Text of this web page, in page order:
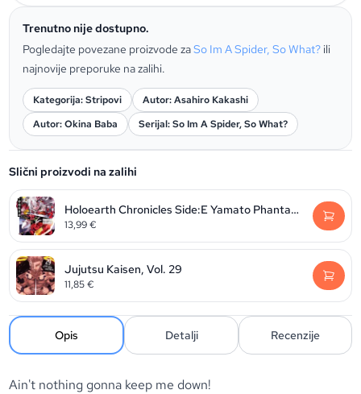
Trenutno nije dostupno.
Pogledajte povezane proizvode zaSo Im A Spider, So What? ili
najnovije preporuke na zalihi.
Kategorija: Stripovi
Autor: Asahiro Kakashi
Autor: Okina Baba
Serijal: So Im A Spider, So What?
Slični proizvodi na zalihi
Holoearth Chronicles Side:E Yamato Phantasia, Volume 2
13,99€
Jujutsu Kaisen, Vol. 29
11,85€
Opis Detalji Recenzije
Ain't nothing gonna keep me down!